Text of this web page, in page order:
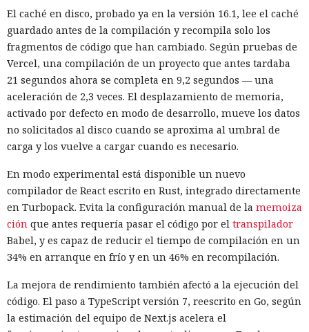
comprobaciones integradas de la IA no es suficiente: se
necesitan restricciones más estrictas, que no dependan del
criterio del propio modelo, sobre qué acciones y con qué
nivel de acceso puede ejecutar el navegador de forma
automática.
Inspecciones que forzarán su
salida del mercado: China toma
represalias contra EE. UU. a
través de Palo Alto Networks
Otra corporación corre el riesgo de repetir la triste suerte de
sus predecesoras.
El caché en disco, probado ya en la versión 16.1, lee el caché
guardado antes de la compilación y recompila solo los
fragmentos de código que han cambiado. Según pruebas de
Vercel, una compilación de un proyecto que antes tardaba
21 segundos ahora se completa en 9,2 segundos — una
aceleración de 2,3 veces. El desplazamiento de memoria,
activado por defecto en modo de desarrollo, mueve los datos
no solicitados al disco cuando se aproxima al umbral de
carga y los vuelve a cargar cuando es necesario.
En modo experimental está disponible un nuevo
compilador de React escrito en Rust, integrado directamente
en Turbopack. Evita la configuración manual de la memoiza
ción que antes requería pasar el código por el transpilador
Babel, y es capaz de reducir el tiempo de compilación en un
34% en arranque en frío y en un 46% en recompilación.
La mejora de rendimiento también afectó a la ejecución del
código. El paso a TypeScript versión 7, reescrito en Go, según
la estimación del equipo de Next.js acelera el